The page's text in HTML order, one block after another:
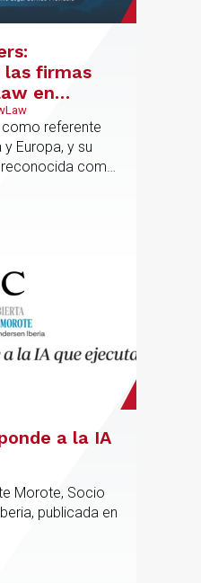
las firmas
en
referente
Europa, y su
reconocida como
a la IA
Morote, Socio
publicada en